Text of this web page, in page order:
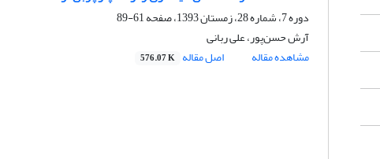
دوره 7، شماره 28، زمستان 1393، صفحه
61-89
آرش حسن‌پور، علی ربانی
مشاهده مقاله
اصل مقاله 576.07 K